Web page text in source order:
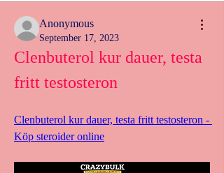
Anonymous
September 17, 2023
Clenbuterol kur dauer, testa
fritt testosteron
Clenbuterol kur dauer, testa fritt testosteron -
Köp steroider online